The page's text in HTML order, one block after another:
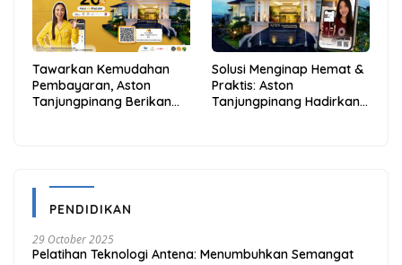
Tawarkan Kemudahan
Pembayaran, Aston
Tanjungpinang Berikan
Solusi Menginap Hemat &
Praktis: Aston
Tanjungpinang Hadirkan
PENDIDIKAN
29 October 2025
Pelatihan Teknologi Antena: Menumbuhkan Semangat